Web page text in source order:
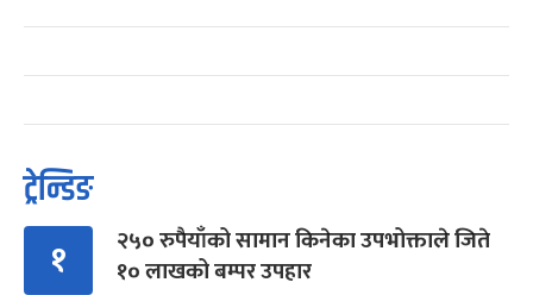
ट्रेन्डिङ
१
२५० रुपैयाँको सामान किनेका उपभोक्ताले जिते
१० लाखको बम्पर उपहार